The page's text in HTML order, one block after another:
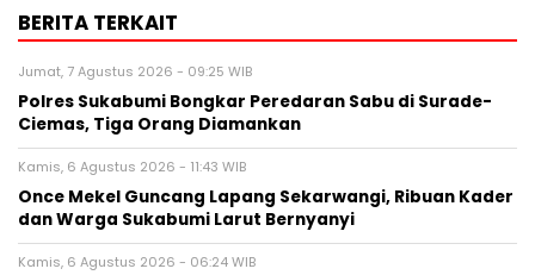
BERITA TERKAIT
Jumat, 7 Agustus 2026 - 09:25 WIB
Polres Sukabumi Bongkar Peredaran Sabu di Surade-
Ciemas, Tiga Orang Diamankan
Kamis, 6 Agustus 2026 - 11:43 WIB
Once Mekel Guncang Lapang Sekarwangi, Ribuan Kader
dan Warga Sukabumi Larut Bernyanyi
Kamis, 6 Agustus 2026 - 06:24 WIB